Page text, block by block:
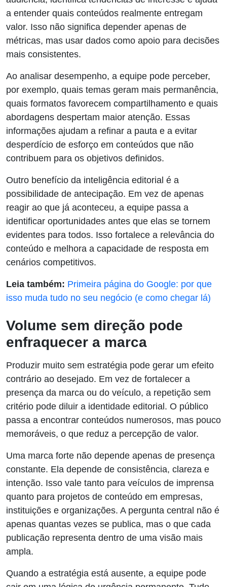
a entender quais conteúdos realmente entregam
valor. Isso não significa depender apenas de
métricas, mas usar dados como apoio para decisões
mais consistentes.
Ao analisar desempenho, a equipe pode perceber,
por exemplo, quais temas geram mais permanência,
quais formatos favorecem compartilhamento e quais
abordagens despertam maior atenção. Essas
informações ajudam a refinar a pauta e a evitar
desperdício de esforço em conteúdos que não
contribuem para os objetivos definidos.
Outro benefício da inteligência editorial é a
possibilidade de antecipação. Em vez de apenas
reagir ao que já aconteceu, a equipe passa a
identificar oportunidades antes que elas se tornem
evidentes para todos. Isso fortalece a relevância do
conteúdo e melhora a capacidade de resposta em
cenários competitivos.
Leia também: Primeira página do Google: por que
isso muda tudo no seu negócio (e como chegar lá)
Volume sem direção pode
enfraquecer a marca
Produzir muito sem estratégia pode gerar um efeito
contrário ao desejado. Em vez de fortalecer a
presença da marca ou do veículo, a repetição sem
critério pode diluir a identidade editorial. O público
passa a encontrar conteúdos numerosos, mas pouco
memoráveis, o que reduz a percepção de valor.
Uma marca forte não depende apenas de presença
constante. Ela depende de consistência, clareza e
intenção. Isso vale tanto para veículos de imprensa
quanto para projetos de conteúdo em empresas,
instituições e organizações. A pergunta central não é
apenas quantas vezes se publica, mas o que cada
publicação representa dentro de uma visão mais
ampla.
Quando a estratégia está ausente, a equipe pode